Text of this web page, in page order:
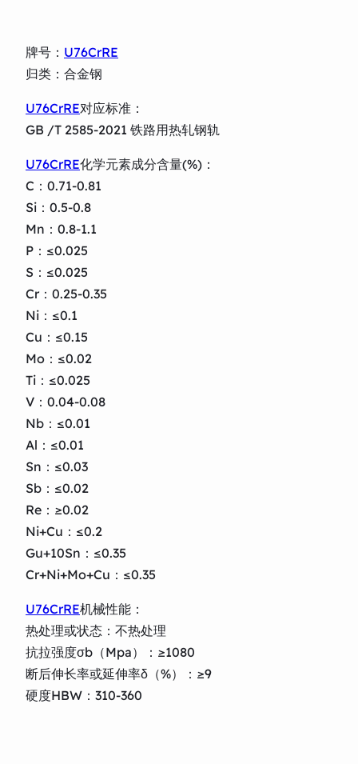
牌号： U76CrRE
归类：合金钢
U76CrRE对应标准：
GB /T 2585-2021 铁路用热轧钢轨
U76CrRE化学元素成分含量(%)：
C：0.71-0.81
Si：0.5-0.8
Mn：0.8-1.1
P：≤0.025
S：≤0.025
Cr：0.25-0.35
Ni：≤0.1
Cu：≤0.15
Mo：≤0.02
Ti：≤0.025
V：0.04-0.08
Nb：≤0.01
Al：≤0.01
Sn：≤0.03
Sb：≤0.02
Re：≥0.02
Ni+Cu：≤0.2
Gu+10Sn：≤0.35
Cr+Ni+Mo+Cu：≤0.35
U76CrRE机械性能：
热处理或状态：不热处理
抗拉强度σb（Mpa）：≥1080
断后伸长率或延伸率δ（%）：≥9
硬度HBW：310-360